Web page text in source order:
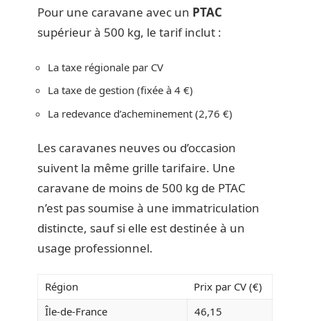
Pour une caravane avec un PTAC
supérieur à 500 kg, le tarif inclut :
La taxe régionale par CV
La taxe de gestion (fixée à 4 €)
La redevance d’acheminement (2,76 €)
Les caravanes neuves ou d’occasion
suivent la même grille tarifaire. Une
caravane de moins de 500 kg de PTAC
n’est pas soumise à une immatriculation
distincte, sauf si elle est destinée à un
usage professionnel.
Région
Prix par CV (€)
Île-de-France
46,15